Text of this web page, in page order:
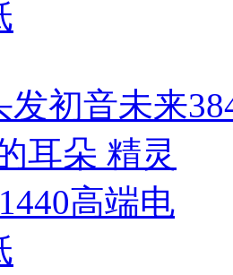
初音未来